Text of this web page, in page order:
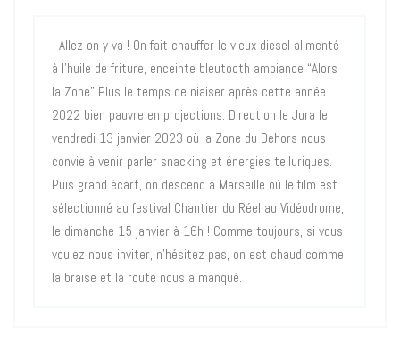
Allez on y va ! On fait chauffer le vieux diesel alimenté
à l’huile de friture, enceinte bleutooth ambiance “Alors
la Zone” Plus le temps de niaiser après cette année
2022 bien pauvre en projections. Direction le Jura le
vendredi 13 janvier 2023 où la Zone du Dehors nous
convie à venir parler snacking et énergies telluriques.
Puis grand écart, on descend à Marseille où le film est
sélectionné au festival Chantier du Réel au Vidéodrome,
le dimanche 15 janvier à 16h ! Comme toujours, si vous
voulez nous inviter, n’hésitez pas, on est chaud comme
la braise et la route nous a manqué.